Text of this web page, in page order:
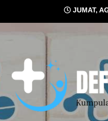
content
JUMAT,